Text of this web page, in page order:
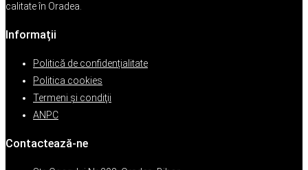
calitate în Oradea.
Informații
Politică de confidențialitate
Politica cookies
Termeni şi condiţii
ANPC
Contactează-ne